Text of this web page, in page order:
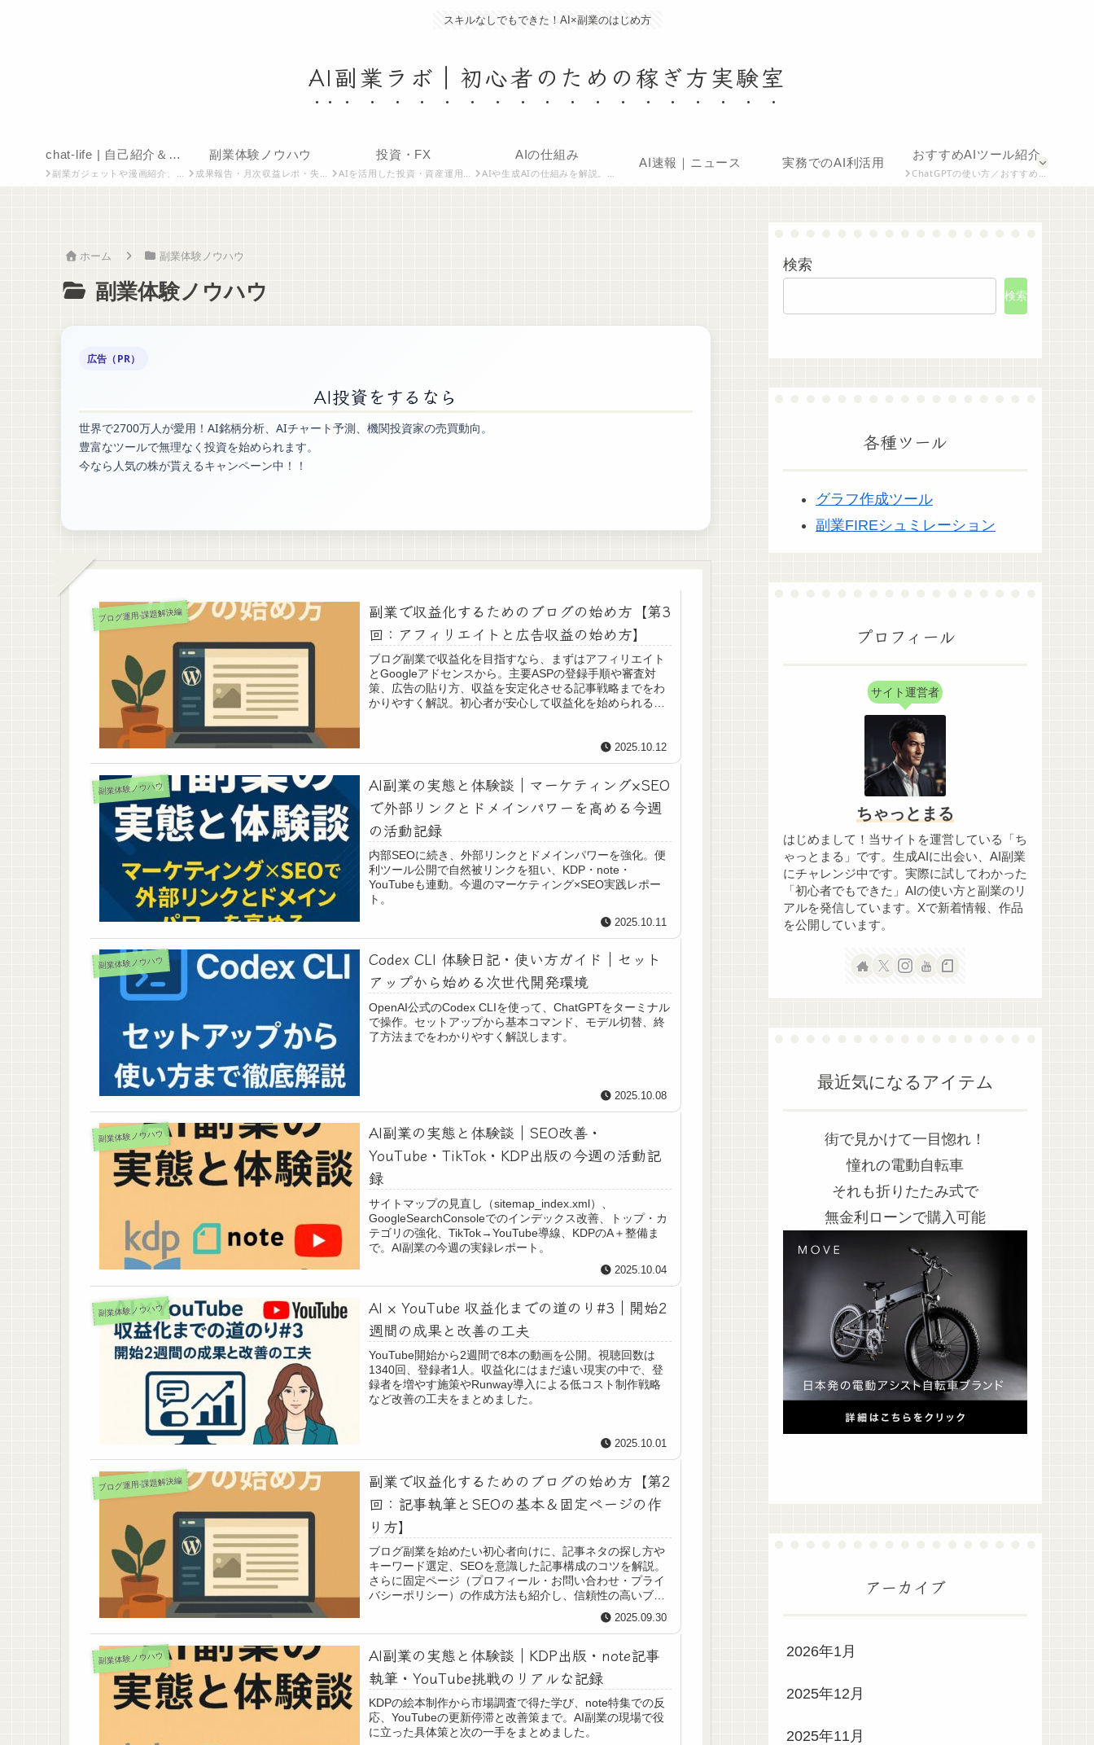
スキルなしでもできた！AI×副業のはじめ方
AI副業ラボ｜初心者のための稼ぎ方実験室
chat-life | 自己紹介＆ちょっと息抜き
副業ガジェットや漫画紹介、雑記・自己紹介など、気軽に読めるコンテンツを集めたカテゴリです。
副業体験ノウハウ
成果報告・月次収益レポ・失敗談も含めてリアルに
投資・FX
AIを活用した投資・資産運用のノウハウと最新トレンドを解説。生成AIでの分析・情報収集の事例を紹介しています。
AIの仕組み
AIや生成AIの仕組みを解説。機械学習や大規模言語モデルを理解し、実務や副業に活かす知識をまとめています。
AI速報｜ニュース 実務でのAI利活用
おすすめAIツール紹介
ChatGPTの使い方／おすすめ拡張機能／ツール比較など
ホーム 副業体験ノウハウ
副業体験ノウハウ
広告（PR）
AI投資をするなら
世界で2700万人が愛用！AI銘柄分析、AIチャート予測、機関投資家の売買動向。
豊富なツールで無理なく投資を始められます。
今なら人気の株が貰えるキャンペーン中！！
ブログ運用-課題解決編
副業で収益化するためのブログの始め方【第3
回：アフィリエイトと広告収益の始め方】
ブログ副業で収益化を目指すなら、まずはアフィリエイト
とGoogleアドセンスから。主要ASPの登録手順や審査対
策、広告の貼り方、収益を安定化させる記事戦略までをわ
かりやすく解説。初心者が安心して収益化を始められる完
2025.10.12
副業体験ノウハウ
AI副業の実態と体験談｜マーケティング×SEO
で外部リンクとドメインパワーを高める今週
の活動記録
内部SEOに続き、外部リンクとドメインパワーを強化。便
利ツール公開で自然被リンクを狙い、KDP・note・
YouTubeも連動。今週のマーケティング×SEO実践レポー
ト。
2025.10.11
副業体験ノウハウ
Codex CLI 体験日記・使い方ガイド｜セット
アップから始める次世代開発環境
OpenAI公式のCodex CLIを使って、ChatGPTをターミナル
で操作。セットアップから基本コマンド、モデル切替、終
了方法までをわかりやすく解説します。
2025.10.08
副業体験ノウハウ
AI副業の実態と体験談｜SEO改善・
YouTube・TikTok・KDP出版の今週の活動記
録
サイトマップの見直し（sitemap_index.xml）、
GoogleSearchConsoleでのインデックス改善、トップ・カ
テゴリの強化、TikTok→YouTube導線、KDPのA＋整備ま
で。AI副業の今週の実録レポート。
2025.10.04
副業体験ノウハウ
AI × YouTube 収益化までの道のり#3｜開始2
週間の成果と改善の工夫
YouTube開始から2週間で8本の動画を公開。視聴回数は
1340回、登録者1人。収益化にはまだ遠い現実の中で、登
録者を増やす施策やRunway導入による低コスト制作戦略
など改善の工夫をまとめました。
2025.10.01
ブログ運用-課題解決編
副業で収益化するためのブログの始め方【第2
回：記事執筆とSEOの基本＆固定ページの作
り方】
ブログ副業を始めたい初心者向けに、記事ネタの探し方や
キーワード選定、SEOを意識した記事構成のコツを解説。
さらに固定ページ（プロフィール・お問い合わせ・プライ
バシーポリシー）の作成方法も紹介し、信頼性の高いブロ
2025.09.30
副業体験ノウハウ
AI副業の実態と体験談｜KDP出版・note記事
執筆・YouTube挑戦のリアルな記録
KDPの絵本制作から市場調査で得た学び、note特集での反
応、YouTubeの更新停滞と改善策まで。AI副業の現場で役
に立った具体策と次の一手をまとめました。
検索
検索
各種ツール
グラフ作成ツール
副業FIREシュミレーション
プロフィール
サイト運営者
ちゃっとまる
はじめまして！当サイトを運営している「ち
ゃっとまる」です。生成AIに出会い、AI副業
にチャレンジ中です。実際に試してわかった
「初心者でもできた」AIの使い方と副業のリ
アルを発信しています。Xで新着情報、作品
を公開しています。
最近気になるアイテム
街で見かけて一目惚れ！
憧れの電動自転車
それも折りたたみ式で
無金利ローンで購入可能
アーカイブ
2026年1月
2025年12月
2025年11月